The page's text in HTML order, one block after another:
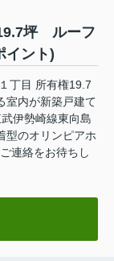
坪 ルーフ
イント)
丁目 所有権19.7
内が新築戸建て
伊勢崎線東向島
型のオリンピアホ
連絡をお待ちし